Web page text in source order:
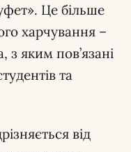
Це більше
харчування –
з яким пов’язані
та
від